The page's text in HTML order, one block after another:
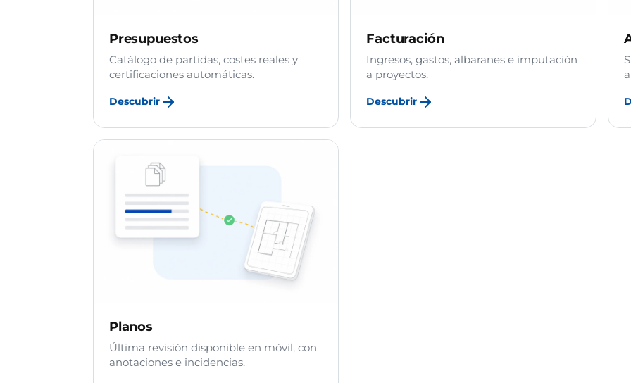
Presupuestos
Catálogo de partidas, costes reales y
certificaciones automáticas.
Descubrir
Facturación
Ingresos, gastos, albaranes e imputación
a proyectos.
Descubrir
Planos
Última revisión disponible en móvil, con
anotaciones e incidencias.